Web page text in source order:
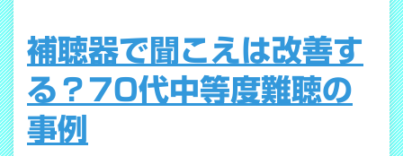
補聴器で聞こえは改善す
る？70代中等度難聴の
事例